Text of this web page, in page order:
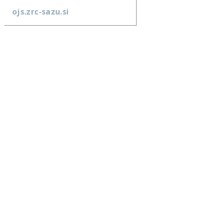
ojs.zrc-sazu.si